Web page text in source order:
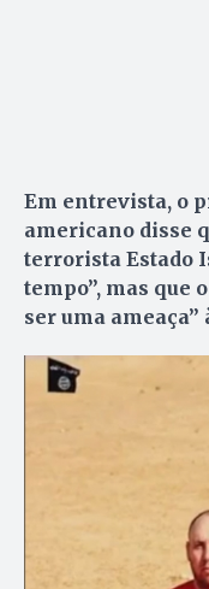
Em entrevista, o
americano disse
terrorista Estado
tempo”, mas que
ser uma ameaça”